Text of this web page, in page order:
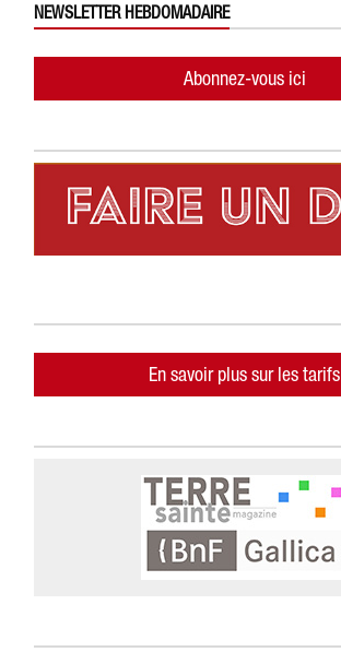
NEWSLETTER HEBDOMADAIRE
Abonnez-vous ici
En savoir plus sur les tarifs